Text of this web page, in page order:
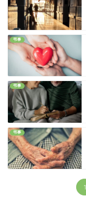
弔事
弔事
弔事
1